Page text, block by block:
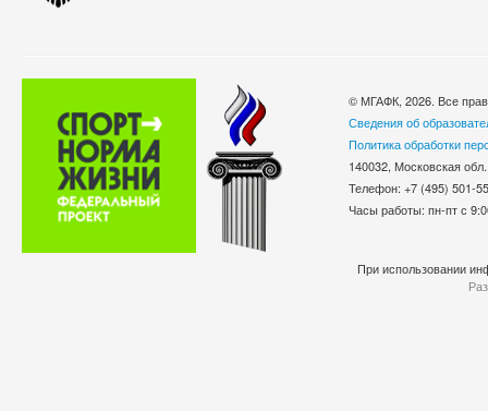
© МГАФК, 2026. Все
Сведения об
Политика обработки
140032, Московская
Телефон: +7 (495)
Часы работы: пн-пт с
При использовании